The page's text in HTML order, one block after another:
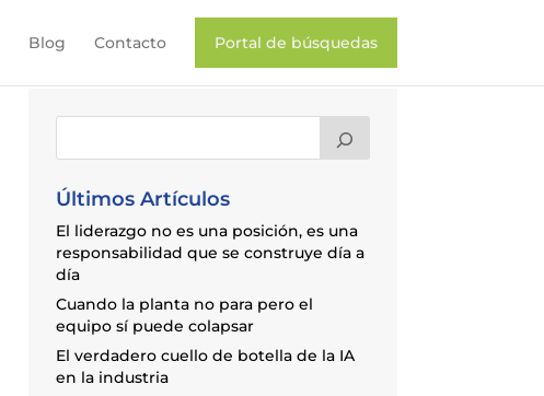
Blog Contacto Portal de búsquedas
Últimos Artículos
El liderazgo no es una posición, es una
responsabilidad que se construye día a
día
Cuando la planta no para pero el
equipo sí puede colapsar
El verdadero cuello de botella de la IA
en la industria